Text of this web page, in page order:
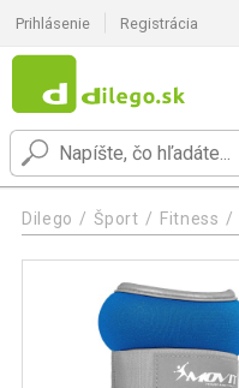
Prihlásenie Registrácia
Dilego Šport Fitness